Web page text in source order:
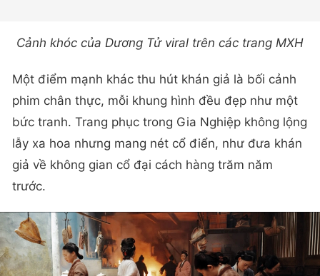
Cảnh khóc của Dương Tử viral trên các trang MXH
Một điểm mạnh khác thu hút khán giả là bối cảnh
phim chân thực, mỗi khung hình đều đẹp như một
lẫy xa hoa nhưng mang nét cổ điển, như đưa khán
giả về không gian cổ đại cách hàng trăm năm
trước.